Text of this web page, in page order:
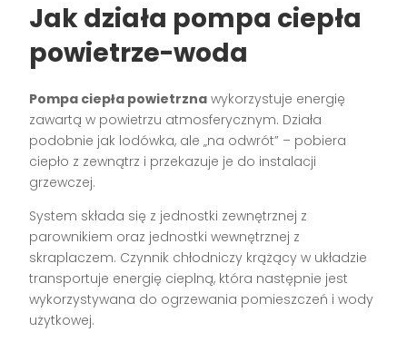
Jak działa pompa ciepła
powietrze-woda
Pompa ciepła powietrzna wykorzystuje energię
zawartą w powietrzu atmosferycznym. Działa
podobnie jak lodówka, ale „na odwrót” – pobiera
ciepło z zewnątrz i przekazuje je do instalacji
grzewczej.
System składa się z jednostki zewnętrznej z
parownikiem oraz jednostki wewnętrznej z
skraplaczem. Czynnik chłodniczy krążący w układzie
transportuje energię cieplną, która następnie jest
wykorzystywana do ogrzewania pomieszczeń i wody
użytkowej.